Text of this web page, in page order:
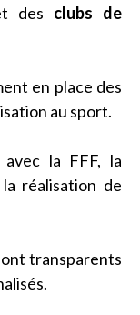
des clubs de
en place des
au sport.
la FFF, la
réalisation de
transparents